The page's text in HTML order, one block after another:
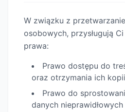
W związku z
osobowych, przysługują
prawa:
Prawo dostępu do
oraz otrzymania ich
Prawo do
danych nieprawidłowych